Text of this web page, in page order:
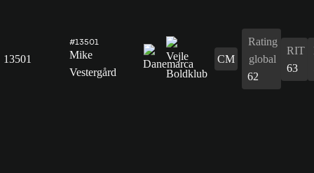
13501
#13501
Mike
Vestergård
CM
Rating
global
62
RIT
63